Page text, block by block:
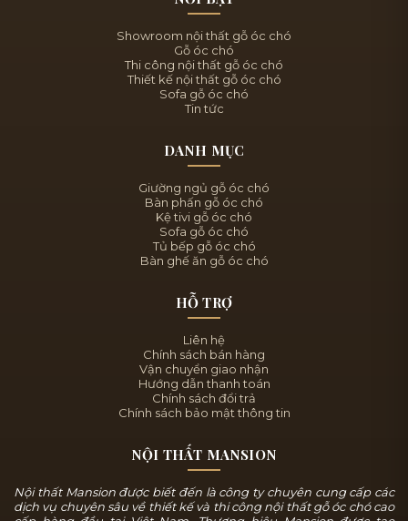
Showroom nội thất gỗ óc chó
Gỗ óc chó
Thi công nội thất gỗ óc chó
Thiết kế nội thất gỗ óc chó
Sofa gỗ óc chó
Tin tức
DANH MỤC
Giường ngủ gỗ óc chó
Bàn phấn gỗ óc chó
Kệ tivi gỗ óc chó
Sofa gỗ óc chó
Tủ bếp gỗ óc chó
Bàn ghế ăn gỗ óc chó
HỖ TRỢ
Liên hệ
Chính sách bán hàng
Vận chuyển giao nhận
Hướng dẫn thanh toán
Chính sách đổi trả
Chính sách bảo mật thông tin
NỘI THẤT MANSION
Nội thất Mansion được biết đến là công ty chuyên cung cấp các
dịch vụ chuyên sâu về thiết kế và thi công nội thất gỗ óc chó cao